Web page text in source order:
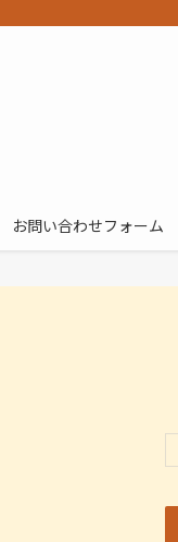
お問い合わせフォーム